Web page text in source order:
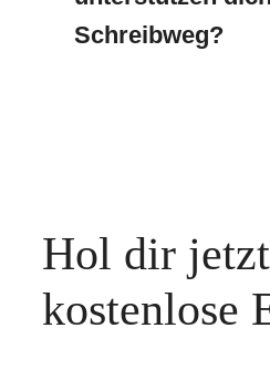
Schreibweg?
Hol dir
kostenlose